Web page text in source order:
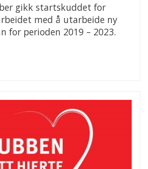
gikk startskuddet for
med å utarbeide ny
for perioden 2019 – 2023.